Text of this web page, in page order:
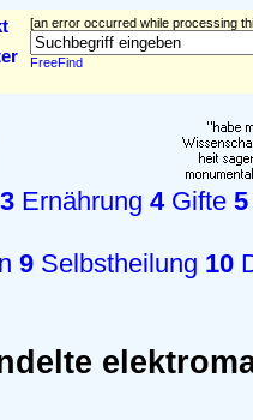
[an error occurred while processing
FreeFind
3 Ernährung 4Gifte 5
9 Selbstheilung 10